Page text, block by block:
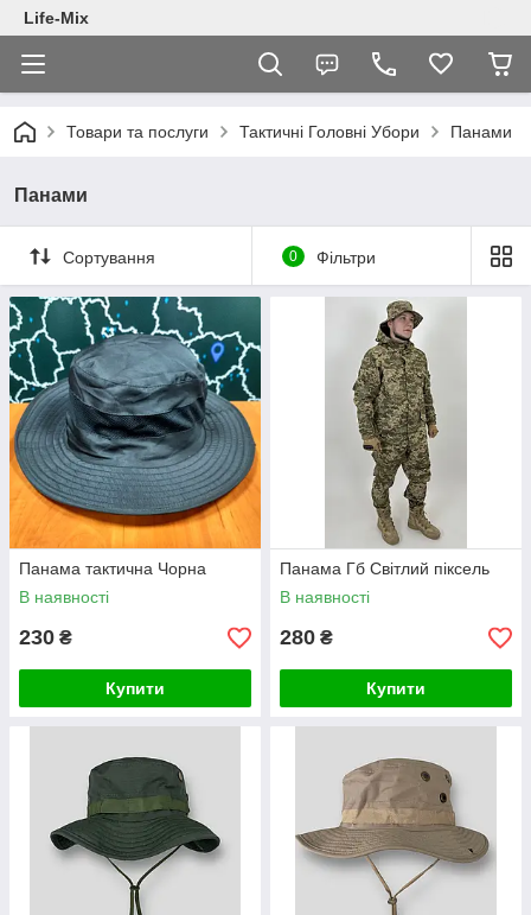
Life-Mix
Товари та послуги Тактичні Головні Убори Панами
Панами
Сортування 0 Фільтри
Панама тактична Чорна
В наявності
230 ₴
Купити
Панама Гб Світлий піксель
В наявності
280 ₴
Купити